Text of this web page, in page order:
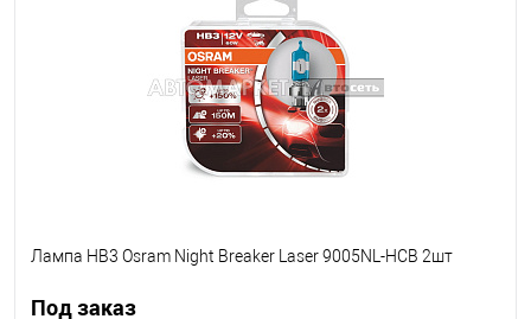
В наличии
Лампа HB3 Osram Night Breaker Laser 9005NL-HCB 2шт
Под заказ